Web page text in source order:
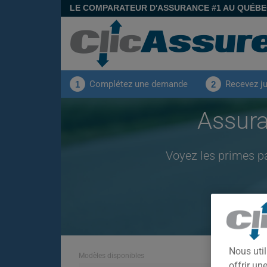
LE COMPARATEUR D'ASSURANCE #1 AU
1 Complétez une demande 2 Recevez
Voyez les primes
Modèles disponibles
Nous